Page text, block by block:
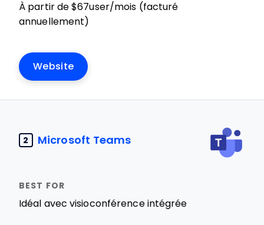
À partir de $67user/mois (facturé
annuellement)
Website
2 Microsoft Teams
Idéal avec visioconférence intégrée